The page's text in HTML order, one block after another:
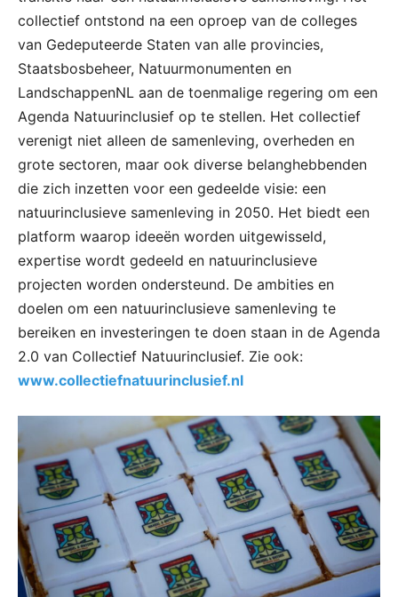
collectief ontstond na een oproep van de colleges
van Gedeputeerde Staten van alle provincies,
Staatsbosbeheer, Natuurmonumenten en
LandschappenNL aan de toenmalige regering om een
Agenda Natuurinclusief op te stellen. Het collectief
verenigt niet alleen de samenleving, overheden en
grote sectoren, maar ook diverse belanghebbenden
die zich inzetten voor een gedeelde visie: een
natuurinclusieve samenleving in 2050. Het biedt een
platform waarop ideeën worden uitgewisseld,
expertise wordt gedeeld en natuurinclusieve
projecten worden ondersteund. De ambities en
doelen om een natuurinclusieve samenleving te
bereiken en investeringen te doen staan in de Agenda
2.0 van Collectief Natuurinclusief. Zie ook:
www.collectiefnatuurinclusief.nl